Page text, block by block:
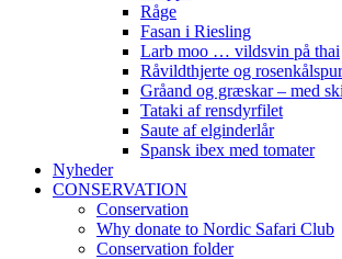
Råge
Fasan i Riesling
Larb moo … vildsvin på thai
Råvildthjerte og
Gråand og græskar – med
Tataki af rensdyrfilet
Saute af elginderlår
Spansk ibex med tomater
Nyheder
CONSERVATION
Conservation
Why donate to Nordic Safari Club
Conservation folder